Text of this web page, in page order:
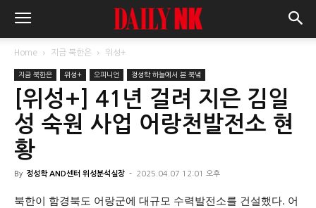
Home 지금 북한은 위성+
지금 북한은 위성+ 오피니언 정성학 하늘에서 본 북녘
[위성+] 41년 걸려 지은 김일
성 숙원 사업 어랑천발전소 현
황
By 정성학 AND센터 위성분석실장 - 2025.04.07 12:01 오후
북한이 함경북도 어랑군에 대규모 수력발전소를 건설했다. 어